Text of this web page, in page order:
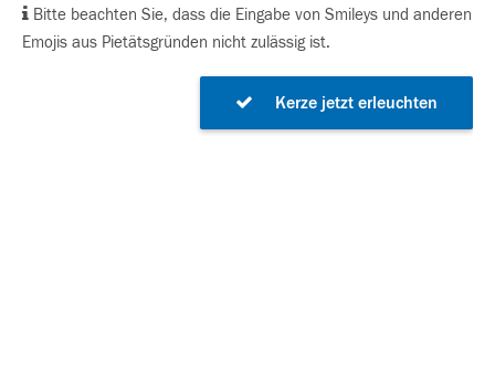
Bitte beachten Sie, dass die Eingabe von Smileys und anderen
Emojis aus Pietätsgründen nicht zulässig ist.
Kerze jetzt erleuchten